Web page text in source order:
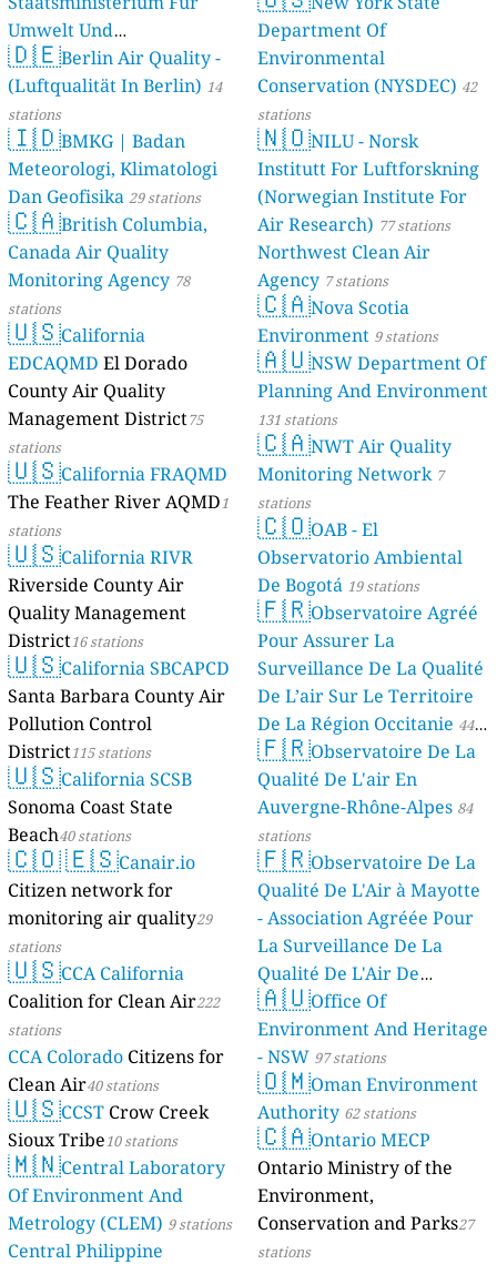
Umwelt Und
Verbraucherschutz) - LfU
46 stations
🇩🇪Berlin Air Quality -
(Luftqualität In Berlin) 14
stations
🇮🇩BMKG | Badan
Meteorologi, Klimatologi
Dan Geofisika 29 stations
🇨🇦British Columbia,
Canada Air Quality
Monitoring Agency 78
stations
🇺🇸California
EDCAQMD El Dorado
County Air Quality
Management District75
stations
🇺🇸California FRAQMD
The Feather River AQMD1
stations
🇺🇸California RIVR
Riverside County Air
Quality Management
District16 stations
🇺🇸California SBCAPCD
Santa Barbara County Air
Pollution Control
District115 stations
🇺🇸California SCSB
Sonoma Coast State
Beach40 stations
🇨🇴🇪🇸Canair.io
Citizen network for
monitoring air quality29
stations
🇺🇸CCA California
Coalition for Clean Air222
stations
CCA Colorado Citizens for
Clean Air40 stations
🇺🇸CCST Crow Creek
Sioux Tribe10 stations
🇲🇳Central Laboratory
Of Environment And
Metrology (CLEM) 9 stations
Central Philippine
Department Of
Environmental
Conservation (NYSDEC) 42
stations
🇳🇴NILU - Norsk
Institutt For Luftforskning
(Norwegian Institute For
Air Research) 77 stations
Northwest Clean Air
Agency 7 stations
🇨🇦Nova Scotia
Environment 9 stations
🇦🇺NSW Department Of
Planning And Environment
131 stations
🇨🇦NWT Air Quality
Monitoring Network 7
stations
🇨🇴OAB - El
Observatorio Ambiental
De Bogotá 19 stations
🇫🇷Observatoire Agréé
Pour Assurer La
Surveillance De La Qualité
De L’air Sur Le Territoire
De La Région Occitanie 44
stations
🇫🇷Observatoire De La
Qualité De L'air En
Auvergne-Rhône-Alpes 84
stations
🇫🇷Observatoire De La
Qualité De L'Air à Mayotte
- Association Agréée Pour
La Surveillance De La
Qualité De L'Air De
Mayotte 4 stations
🇦🇺Office Of
Environment And Heritage
- NSW 97 stations
🇴🇲Oman Environment
Authority 62 stations
🇨🇦Ontario MECP
Ontario Ministry of the
Environment,
Conservation and Parks27
stations